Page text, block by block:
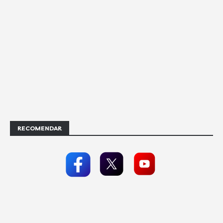
RECOMENDAR